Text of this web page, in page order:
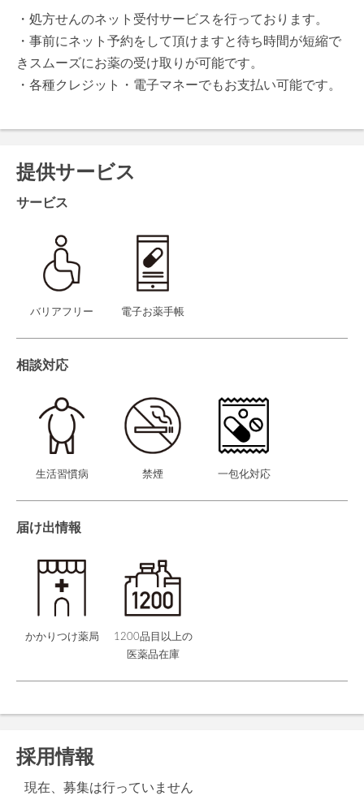
・処方せんのネット受付サービスを行っております。
・事前にネット予約をして頂けますと待ち時間が短縮で
きスムーズにお薬の受け取りが可能です。
・各種クレジット・電子マネーでもお支払い可能です。
提供サービス
サービス
バリアフリー 電子お薬手帳
相談対応
生活習慣病 禁煙 一包化対応
届け出情報
かかりつけ薬局
1200品目以上の
医薬品在庫
採用情報
現在、募集は行っていません